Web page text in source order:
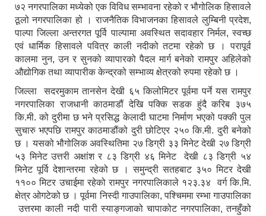
७२ नगरपालिका मध्येको एक विविध सम्भावना रहेको र भौगोलिक हिसावले
ठूलो नगरपालिका हो । राजनैतिक विभाजनका हिसावले लुम्बिनी प्रदेश,
पाल्पा जिल्ला अन्तरगत पूर्वि पाल्पामा अवस्थित सदावहार निर्मल, स्वच्छ
एवं धार्मिक हिसावले पवित्र काली नदीको तटमा रहेको छ । परापूर्व
कालमा नुन, उन र सुनको व्यापारको पैदल मार्ग बनेको रामपुर अहिलेको
औद्योगिक तथा व्यापारीक केन्द्रको सम्भाव्य क्षेत्रको रुपमा रहेको छ ।
जिल्ला सदरमुकाम तानसेन देखी ६५ किलोमिटर पूर्वमा पर्ने यस रामपुर
नगरपालिका राजधानी काठमाडौं देखि पक्कि सडक हुंदै करिब ३७५
कि.मी. को दुरीमा छ भने प्रसिद्ध केलादी घाटमा निर्माण भएको पक्की पुल
सुचारु भएपछि रामपुर काठमाडौंको दुरी छोटिएर २५० कि.मी. दुरी बनेको
छ । यसको भौगोलिक अवस्थितिमा २७ डिग्री ३३ मिनेट देखी २७ डिग्री
५३ मिनेट उत्तरी अक्षांश र ८३ डिग्री ४६ मिनेट देखी ८३ डिग्री ५४
मिनेट पूर्वि देशान्तरमा रहेको छ । समुन्द्री सतहबाट ३५० मिटर देखी
११०० मिटर उचाईमा रहेको रामपुर नगरपालिकाले १२३.३४ वर्ग कि.मि.
क्षेत्र ओगटेको छ । पूर्वमा निस्दी गाउपालिका, पश्चिममा रम्भा गाउपालिका
उत्तरमा काली नदी पारी स्याङ्गजाको चापाकोट नगरपालिका, तनहुँको